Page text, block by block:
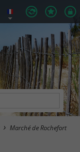
Marché de Rochefort